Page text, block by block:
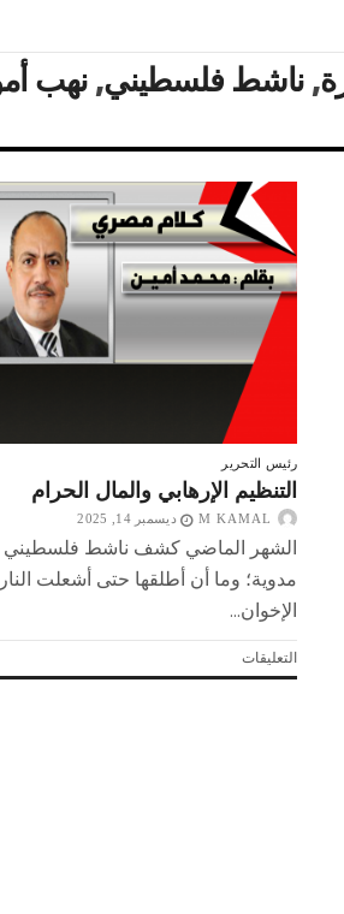
,ناشط فلسطيني,نهب
رئيس التحرير
التنظيم الإرهابي والمال الحرام
M KAMAL ديسمبر 14, 2025
الشهر الماضي كشف ناشط
مدوية؛ وما أن أطلقها حتى أشعلت
الإخوان...
التعليقاتعلى
التنظيم
أكتوبر «النصر» و«المجلة»